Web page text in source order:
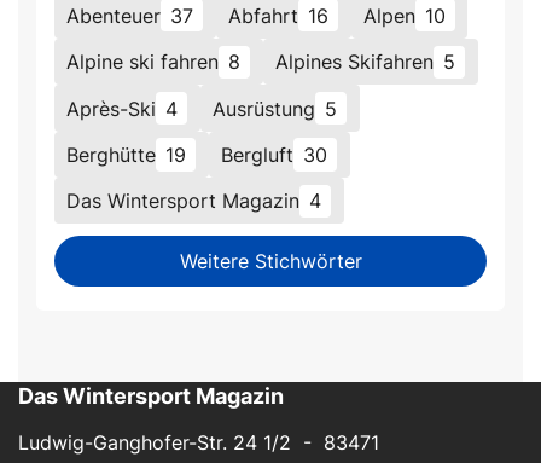
Abenteuer 37 Abfahrt 16 Alpen 10
Alpine ski fahren 8 Alpines Skifahren 5
Après-Ski 4 Ausrüstung 5
Berghütte 19 Bergluft 30
Das Wintersport Magazin 4
Weitere Stichwörter
Das Wintersport Magazin
Ludwig-Ganghofer-Str. 24 1/2 - 83471